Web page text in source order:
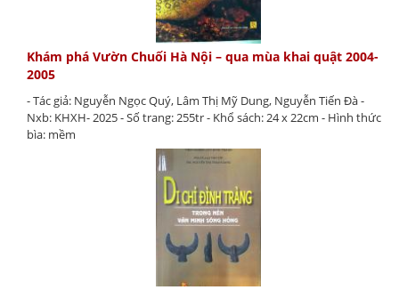
Khám phá Vườn Chuối Hà Nội – qua mùa khai quật 2004-
2005
- Tác giả: Nguyễn Ngọc Quý, Lâm Thị Mỹ Dung, Nguyễn Tiến Đà -
Nxb: KHXH- 2025 - Số trang: 255tr - Khổ sách: 24 x 22cm - Hình thức
bìa: mềm